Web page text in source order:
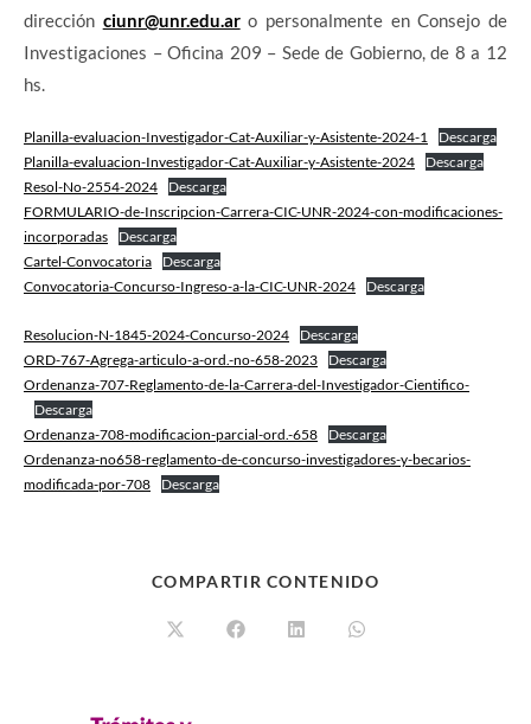
dirección ciunr@unr.edu.ar o personalmente en Consejo de
Investigaciones – Oficina 209 – Sede de Gobierno, de 8 a 12
hs.
Planilla-evaluacion-Investigador-Cat-Auxiliar-y-Asistente-2024-1
Descarga
Planilla-evaluacion-Investigador-Cat-Auxiliar-y-Asistente-2024
Descarga
Resol-No-2554-2024
Descarga
FORMULARIO-de-Inscripcion-Carrera-CIC-UNR-2024-con-modificaciones-
incorporadas
Descarga
Cartel-Convocatoria
Descarga
Convocatoria-Concurso-Ingreso-a-la-CIC-UNR-2024
Descarga
Resolucion-N-1845-2024-Concurso-2024
Descarga
ORD-767-Agrega-articulo-a-ord.-no-658-2023
Descarga
Ordenanza-707-Reglamento-de-la-Carrera-del-Investigador-Cientifico-
Descarga
Ordenanza-708-modificacion-parcial-ord.-658
Descarga
Ordenanza-no658-reglamento-de-concurso-investigadores-y-becarios-
modificada-por-708
Descarga
COMPARTIR CONTENIDO